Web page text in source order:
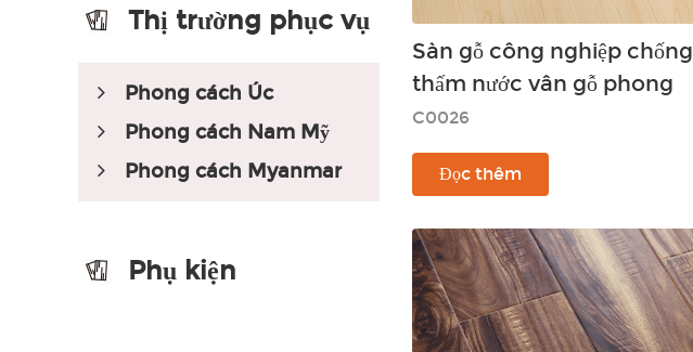
Thị trường phục vụ
Phong cách Úc
Phong cách Nam Mỹ
Phong cách Myanmar
Phụ kiện
Sàn gỗ công nghiệp chống
thấm nước vân gỗ phong
C0026
Đọc thêm